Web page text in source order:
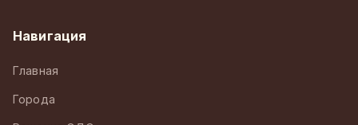
Навигация
Главная
Города